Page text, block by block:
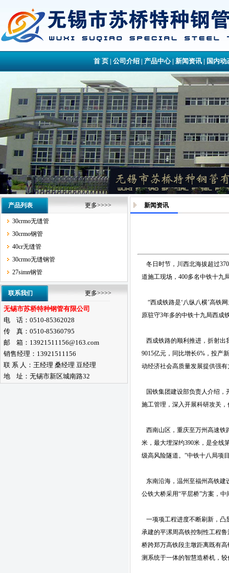
首 页| 公司介绍| 产品中心| 新闻资讯| 国内动
产品列表 更多>>>>
30crmo无缝管
30crmo钢管
40cr无缝管
30crmo无缝钢管
27simn钢管
联系我们 更多>>>>
无锡市苏桥特种钢管有限公司
电 话：0510-85362028
传 真：0510-85360795
邮 箱：13921511156@163.com
销售经理：13921511156
联 系 人：王经理 桑经理 豆经理
地 址：无锡市新区城南路32
新闻资讯
冬日时节，川西北海拔超过
道施工现场，400多名中铁十九
“西成铁路是‘八纵八横’高铁
原驻守3年多的中铁十九局西成
西成铁路的顺利推进，折射出
9015亿元，同比增长6%，投产
动经济社会高质量发展提供强有
国铁集团建设部负责人介绍，
施工管理，深入开展科研攻关
西南山区，重庆至万州高速铁
米，最大埋深约390米，是全线
级高风险隧道。”中铁十八局项
东南沿海，温州至福州高铁建
公铁大桥采用“平层桥”方案，
一项项工程进度不断刷新，凸
承建的平漯周高铁控制性工程
桥跨郑万高铁段主墩距离既有
测系统于一体的智慧造桥机，